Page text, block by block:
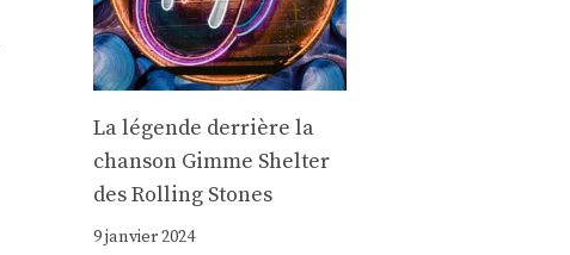
La légende derrière la
chanson Gimme Shelter
des Rolling Stones
9 janvier 2024